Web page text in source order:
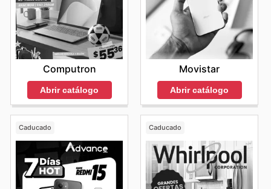
Computron
Abrir catálogo
Movistar
Abrir catálogo
Caducado Caducado